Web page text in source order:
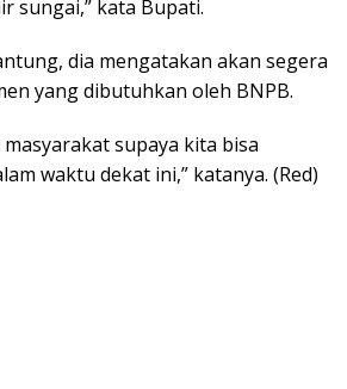
sungai,” kata Bupati.
dia mengatakan akan segera
yang dibutuhkan oleh BNPB.
supaya kita bisa
waktu dekat ini,” katanya. (Red)